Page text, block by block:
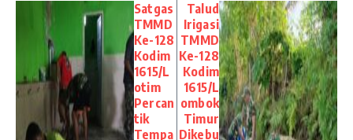
Satgas
TMMD
Ke-128
Kodim
1615/L
otim
Percan
tik
Tempa
Talud
Irigasi
TMMD
Ke-128
Kodim
1615/L
ombok
Timur
Dikebu